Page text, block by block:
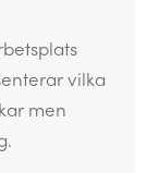
vilka
men